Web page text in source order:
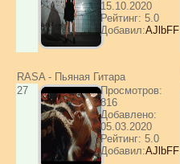
15.10.2020
Рейтинг: 5.0
Добавил:AJlbFF
RASA - Пьяная Гитара
27
Просмотров:
816
Добавлено:
05.03.2020
Рейтинг: 5.0
Добавил:AJlbFF